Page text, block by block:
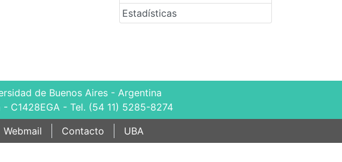
Estadísticas
de Buenos Aires - Argentina
C1428EGA - Tel. (54 11) 5285-8274
Webmail Contacto UBA